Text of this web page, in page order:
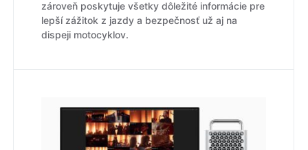
zároveň poskytuje všetky dôležité informácie pre
lepší zážitok z jazdy a bezpečnosť už aj na
dispeji motocyklov.